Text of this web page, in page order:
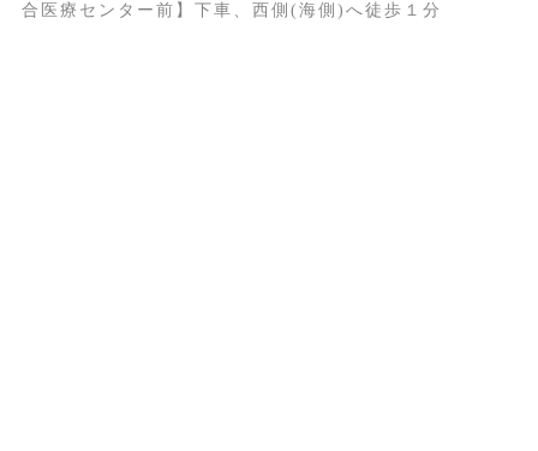
合医療センター前】下車、西側(海側)へ徒歩１分